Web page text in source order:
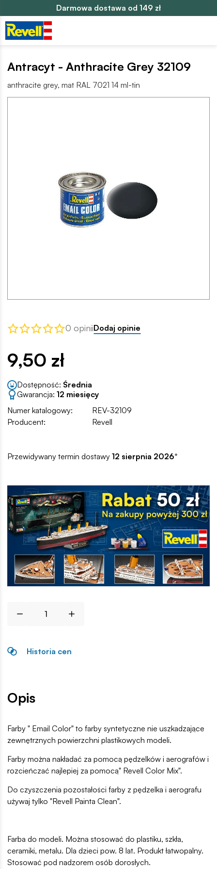
Darmowa dostawa od 149 zł
Antracyt - Anthracite Grey 32109
anthracite grey, mat RAL 7021 14 ml-tin
0 opiniiDodaj opinie
9,50 zł
Dostępność: Średnia
Gwarancja: 12 miesięcy
Numer katalogowy:
REV-32109
Producent:
Revell
Przewidywany termin dostawy 12 sierpnia 2026*
Historia cen
Opis
Farby " Email Color" to farby syntetyczne nie uszkadzające
zewnętrznych powierzchni plastikowych modeli.
Farby można nakładać za pomocą pędzelków i aerografów i
rozcieńczać najlepiej za pomocą" Revell Color Mix".
Do czyszczenia pozostałości farby z pędzelka i aerografu
używaj tylko "Revell Painta Clean".
Farba do modeli. Można stosować do plastiku, szkła,
ceramiki, metalu. Dla dzieci pow. 8 lat. Produkt łatwopalny.
Stosować pod nadzorem osób dorosłych.